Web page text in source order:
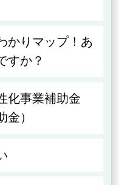
かりマップ！あ
すか？
化事業補助金
金）